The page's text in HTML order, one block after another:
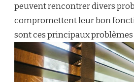
peuvent rencontrer divers
compromettent leur bon
sont ces principaux problèmes